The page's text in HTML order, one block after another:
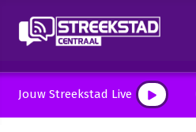
Jouw Streekstad Live